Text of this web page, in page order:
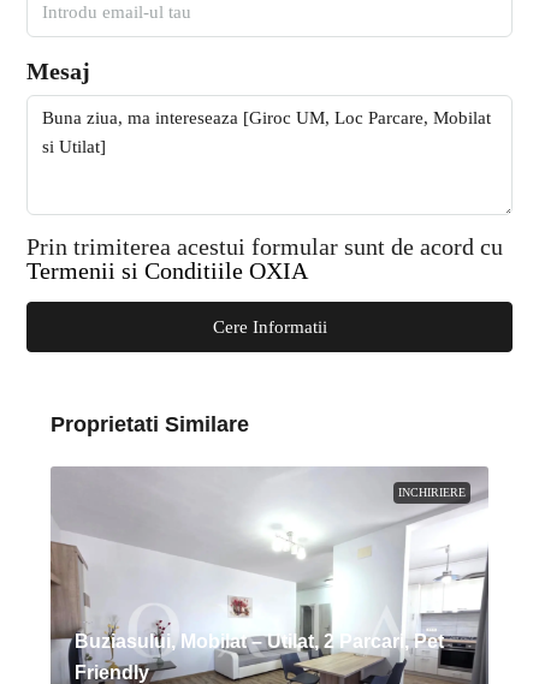
Mesaj
Prin trimiterea acestui formular sunt de acord cu
Termenii si Conditiile OXIA
Cere Informatii
Proprietati Similare
INCHIRIERE
Buziasului, Mobilat – Utilat, 2 Parcari, Pet
Friendly